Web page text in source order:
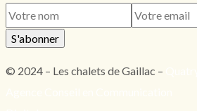
S'abonner
© 2024 – Les chalets de Gaillac –